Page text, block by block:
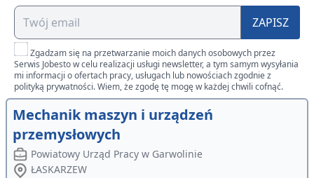
ZAPISZ
Zgadzam się na przetwarzanie moich danych osobowych przez
Serwis Jobesto w celu realizacji usługi newsletter, a tym samym wysyłania
mi informacji o ofertach pracy, usługach lub nowościach zgodnie z
polityką prywatności. Wiem, że zgodę tę mogę w każdej chwili cofnąć.
Mechanik maszyn i urządzeń
przemysłowych
Powiatowy Urząd Pracy w Garwolinie
ŁASKARZEW